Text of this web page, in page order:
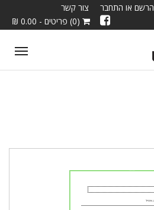
הרשם או התחבר
צור קשר
(0) פריטים - 0.00 ₪